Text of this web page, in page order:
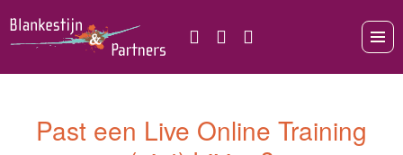
Past een Live Online Training